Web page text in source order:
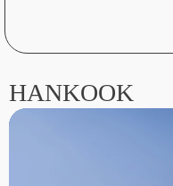
HANKOOK